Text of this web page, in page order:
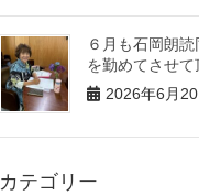
６月も石岡朗
を勤めてさせて
2026年6月20
カテゴリー